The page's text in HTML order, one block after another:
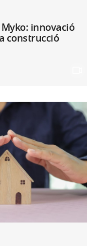
innovació
construcció